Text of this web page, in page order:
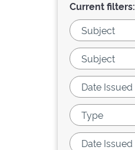
Current filters: